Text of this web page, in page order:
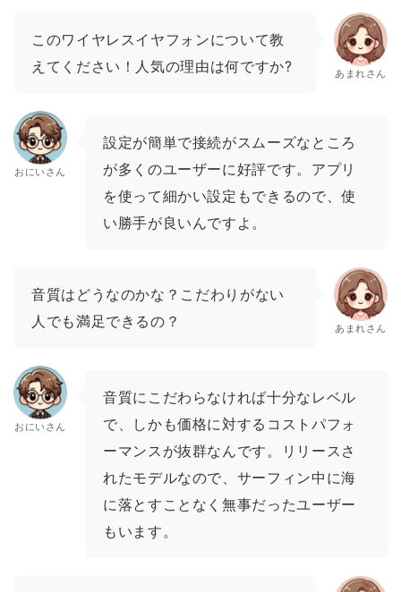
このワイヤレスイヤフォンについて教
えてください！人気の理由は何ですか?
あまれさん
おにいさん
設定が簡単で接続がスムーズなところ
が多くのユーザーに好評です。アプリ
を使って細かい設定もできるので、使
い勝手が良いんですよ。
音質はどうなのかな？こだわりがない
人でも満足できるの？
あまれさん
おにいさん
音質にこだわらなければ十分なレベル
で、しかも価格に対するコストパフォ
ーマンスが抜群なんです。リリースさ
れたモデルなので、サーフィン中に海
に落とすことなく無事だったユーザー
もいます。